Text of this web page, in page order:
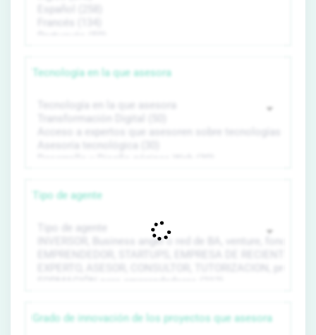
Tecnología en la que asesora
Tipo de agente
Grado de innovación de los proyectos que asesora